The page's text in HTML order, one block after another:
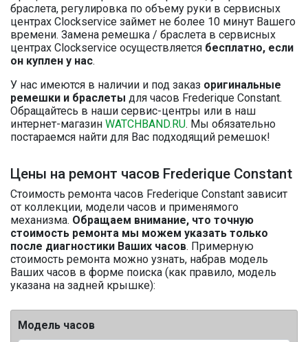
браслета, регулировка по объему руки в сервисных
центрах Clockservice займет не более 10 минут Вашего
времени. Замена ремешка / браслета в сервисных
центрах Clockservice осуществляется бесплатно, если
он куплен у нас.
У нас имеются в наличии и под заказ оригинальные
ремешки и браслеты для часов Frederique Constant.
Обращайтесь в наши сервис-центры или в наш
интернет-магазин WATCHBAND.RU. Мы обязательно
постараемся найти для Вас подходящий ремешок!
Цены на ремонт часов Frederique Constant
Стоимость ремонта часов Frederique Constant зависит
от коллекции, модели часов и применямого
механизма. Обращаем внимание, что точную
стоимость ремонта мы можем указать только
после диагностики Ваших часов. Примерную
стоимость ремонта можно узнать, набрав модель
Ваших часов в форме поиска (как правило, модель
указана на задней крышке):
Модель часов